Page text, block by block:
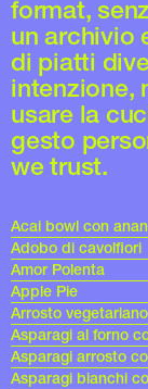
format,
un archivio
di piatti
intenzione,
usare la
gesto
we trust.
Acai bowl con
Adobo di cavolfiori
Amor Polenta
Apple Pie
Arrosto
Asparagi al forno
Asparagi arrosto
Asparagi bianchi